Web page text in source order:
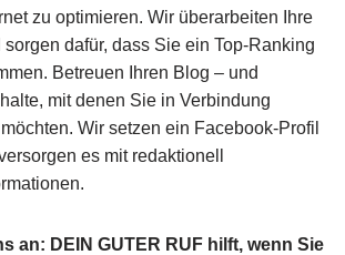
zu optimieren. Wir überarbeiten Ihre
dafür, dass Sie ein Top-Ranking
Betreuen Ihren Blog – und
mit denen Sie in Verbindung
Wir setzen ein Facebook-Profil
es mit redaktionell
an: DEIN GUTER RUF hilft, wenn Sie